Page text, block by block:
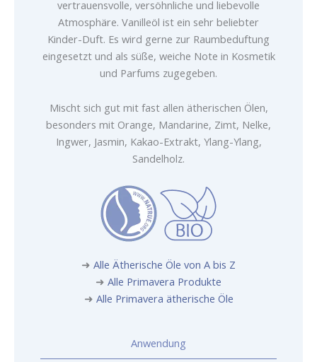
vertrauensvolle, versöhnliche und liebevolle
Atmosphäre. Vanilleöl ist ein sehr beliebter
Kinder-Duft. Es wird gerne zur Raumbeduftung
eingesetzt und als süße, weiche Note in Kosmetik
und Parfums zugegeben.
Mischt sich gut mit fast allen ätherischen Ölen,
besonders mit Orange, Mandarine, Zimt, Nelke,
Ingwer, Jasmin, Kakao-Extrakt, Ylang-Ylang,
Sandelholz.
➜ Alle Ätherische Öle von A bis Z
➜ Alle Primavera Produkte
➜ Alle Primavera ätherische Öle
Anwendung